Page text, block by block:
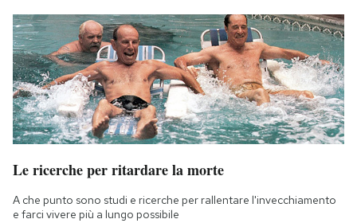
Le ricerche per ritardare la morte
A che punto sono studi e ricerche per rallentare l'invecchiamento
e farci vivere più a lungo possibile